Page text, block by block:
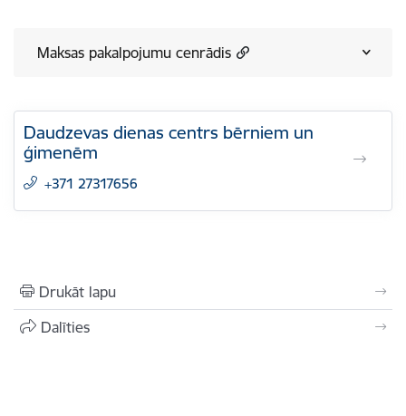
Maksas pakalpojumu cenrādis
Daudzevas dienas centrs bērniem un
ģimenēm
+371 27317656
Drukāt lapu
Dalīties